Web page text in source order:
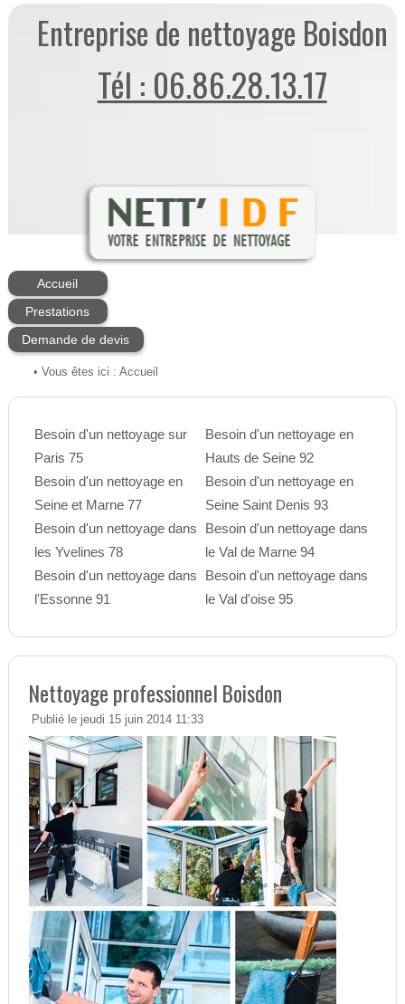
Entreprise de nettoyage Boisdon
Tél : 06.86.28.13.17
Accueil
Prestations
Demande de devis
• Vous êtes ici : Accueil
Besoin d'un nettoyage sur
Paris 75
Besoin d'un nettoyage en
Seine et Marne 77
Besoin d'un nettoyage dans
les Yvelines 78
Besoin d'un nettoyage dans
l'Essonne 91
Besoin d'un nettoyage en
Hauts de Seine 92
Besoin d'un nettoyage en
Seine Saint Denis 93
Besoin d'un nettoyage dans
le Val de Marne 94
Besoin d'un nettoyage dans
le Val d'oise 95
Nettoyage professionnel Boisdon
Publié le jeudi 15 juin 2014 11:33